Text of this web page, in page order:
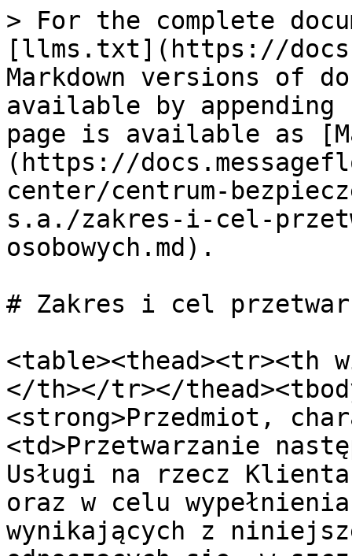
> For the complete
[llms.txt](https://
Markdown versions of
available by
page is available as
(https://
center/centrum-
s.a./zakres-i-cel-
osobowych.md).
# Zakres i cel
<table><thead><tr><th
</th></tr></
<strong>Przedmiot,
<td>Przetwarzanie
Usługi na rzecz Klienta
oraz w celu wypełnienia
wynikających z